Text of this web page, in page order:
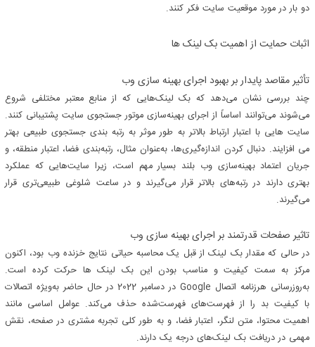
دو بار در مورد موقعیت سایت فکر کنند.
اثبات حمایت از اهمیت بک لینک ها
تأثیر مقاصد پایدار بر بهبود اجرای بهینه سازی وب
چند بررسی نشان می‌دهد که بک لینک‌هایی که از منابع معتبر مختلفی شروع
می‌شوند می‌توانند اساساً از اجرای بهینه‌سازی موتور جستجوی سایت پشتیبانی کنند.
سایت هایی با اعتبار ارتباط بالاتر به طور موثر به رتبه بندی جستجوی طبیعی بهتر
می افزایند. دنبال کردن اندازه‌گیری‌ها، به‌عنوان مثال، رتبه‌بندی فضا، اعتبار منطقه، و
جریان اعتماد بهینه‌سازی وب بلند بسیار مهم است، زیرا سایت‌هایی که عملکرد
بهتری دارند در رتبه‌های بالاتر قرار می‌گیرند و در ساعت شلوغی طبیعی‌تری قرار
می‌گیرند.
تاثیر صفحات قدرتمند بر اجرای بهینه سازی وب
در حالی که مقدار بک لینک از قبل یک محاسبه حیاتی نتایج خزنده وب بود، اکنون
مرکز به سمت کیفیت و مناسب بودن این بک لینک ها حرکت کرده است.
به‌روزرسانی هرزنامه اتصال Google در دسامبر 2022 در حال حاضر به‌ویژه اتصالات
با کیفیت بد را از فهرست‌های فهرست‌شده حذف می‌کند. عوامل اساسی مانند
اهمیت محتوا، متن لنگر، اعتبار فضا، و به طور کلی تجربه مشتری در صفحه، نقش
مهمی در دریافت بک لینک‌های درجه یک دارند.